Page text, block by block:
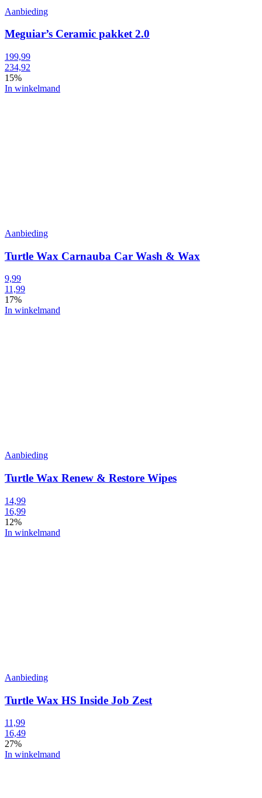
Aanbieding
Meguiar’s Ceramic pakket 2.0
199,99
234,92
15%
In winkelmand
Aanbieding
Turtle Wax Carnauba Car Wash & Wax
9,99
11,99
17%
In winkelmand
Aanbieding
Turtle Wax Renew & Restore Wipes
14,99
16,99
12%
In winkelmand
Aanbieding
Turtle Wax HS Inside Job Zest
11,99
16,49
27%
In winkelmand